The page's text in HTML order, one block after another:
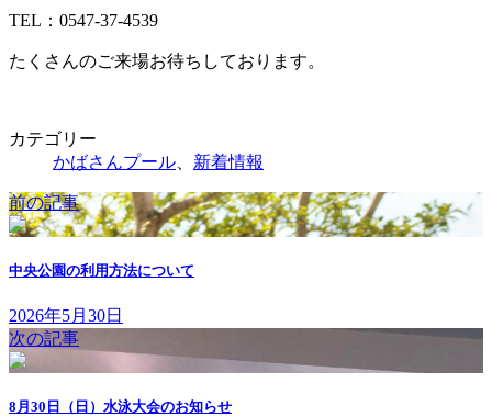
TEL：0547-37-4539
たくさんのご来場お待ちしております。
カテゴリー
かばさんプール
新着情報
前の記事
中央公園の利用方法について
2026年5月30日
次の記事
8月30日（日）水泳大会のお知らせ